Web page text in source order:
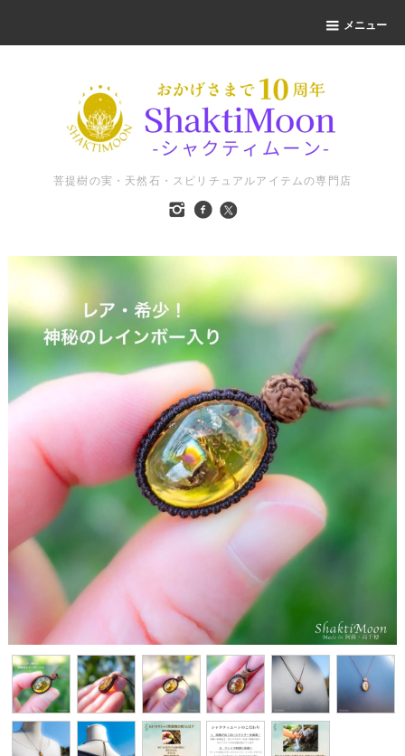
メニュー
菩提樹の実・天然石・スピリチュアルアイテムの専門店